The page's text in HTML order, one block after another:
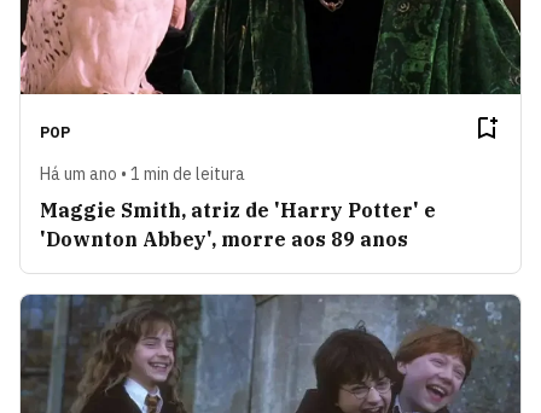
POP
Há um ano • 1 min de leitura
Maggie Smith, atriz de 'Harry Potter' e
'Downton Abbey', morre aos 89 anos